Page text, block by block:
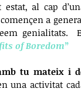
estat, al cap
a
genialitats.
of Boredom”
tu mateix i
una activitat